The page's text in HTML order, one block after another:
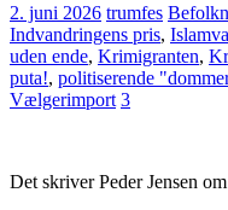
2. juni 2026 trumfes
Indvandringens pris,
uden ende, Krimigranten,
puta!, politiserende
Vælgerimport 3
Det skriver Peder Jensen